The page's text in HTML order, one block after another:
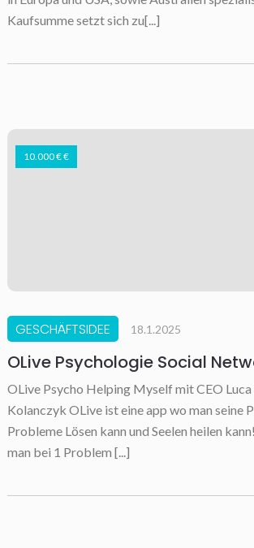
Kaufsumme setzt sich zu[...]
10.000 € €
GESCHÄFTSIDEE 18.1.2025
OLive Psychologie Social
OLive Psycho Helping Myself mit CEO
Kolanczyk OLive ist eine app wo man seine
Probleme Lösen kann und Seelen heilen
man bei 1 Problem [...]